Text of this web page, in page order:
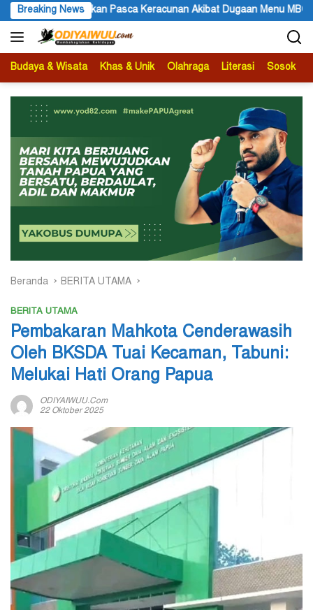
Langsung
ke
konten
Breaking News
Pasca Keracunan Akibat Dugaan Menu MBG di Depapre
Budaya & Wisata Khas & Unik Olahraga Literasi Sosok
Beranda BERITA UTAMA
BERITA UTAMA
Pembakaran Mahkota Cenderawasih
Oleh BKSDA Tuai Kecaman, Tabuni:
Melukai Hati Orang Papua
ODIYAIWUU.com
22 Oktober 2025